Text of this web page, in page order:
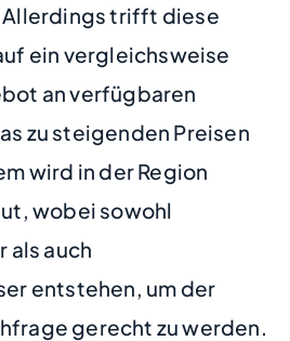
Allerdings trifft diese
ein vergleichsweise
an verfügbaren
zu steigenden Preisen
wird in der Region
wobei sowohl
als auch
entstehen, um der
gerecht zu werden.